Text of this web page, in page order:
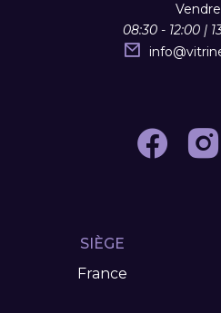
08:30 - 12:00 |
info@
SIÈGE
France